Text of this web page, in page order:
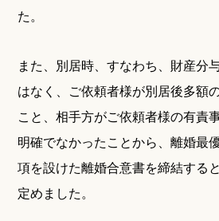
た。
また、別居時、すなわち、財産分
はなく、ご依頼者様が別居後多額
こと、相手方がご依頼者様の有責
明確でなかったことから、離婚最
項を設けた離婚合意書を締結する
定めました。